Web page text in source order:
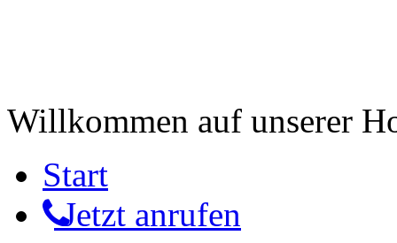
Willkommen auf unserer
Start
Jetzt anrufen